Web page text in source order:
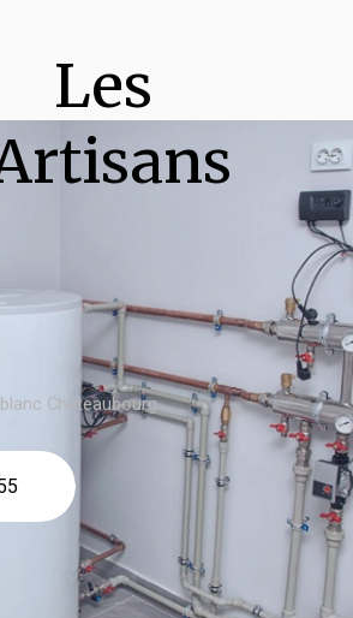
Les
Châteaubourg